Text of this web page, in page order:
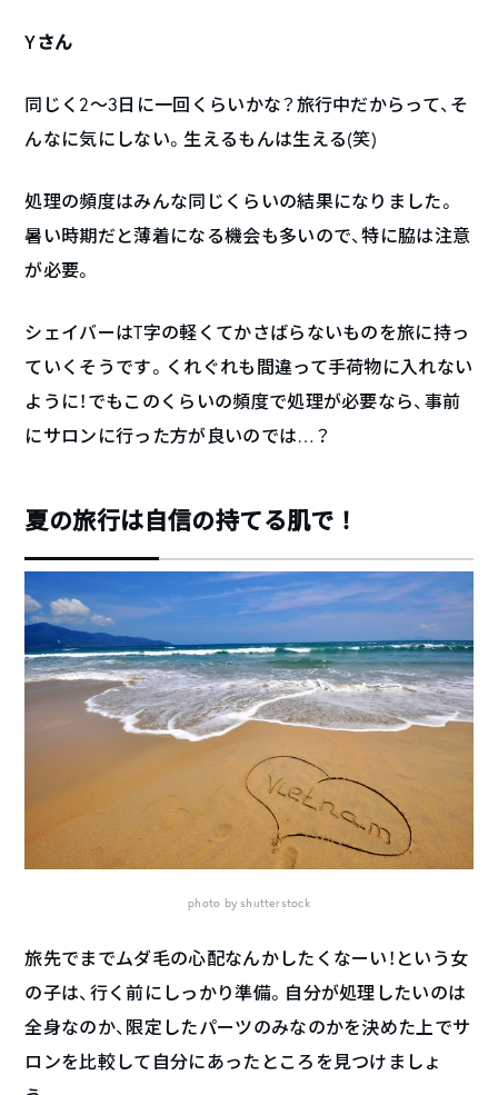
Yさん
同じく2〜3日に一回くらいかな？旅行中だからって、そ
んなに気にしない。生えるもんは生える(笑)
処理の頻度はみんな同じくらいの結果になりました。
暑い時期だと薄着になる機会も多いので、特に脇は注意
が必要。
シェイバーはT字の軽くてかさばらないものを旅に持っ
ていくそうです。くれぐれも間違って手荷物に入れない
ように！でもこのくらいの頻度で処理が必要なら、事前
にサロンに行った方が良いのでは…？
夏の旅行は自信の持てる肌で！
photo by shutterstock
旅先でまでムダ毛の心配なんかしたくなーい！という女
の子は、行く前にしっかり準備。自分が処理したいのは
全身なのか、限定したパーツのみなのかを決めた上でサ
ロンを比較して自分にあったところを見つけましょ